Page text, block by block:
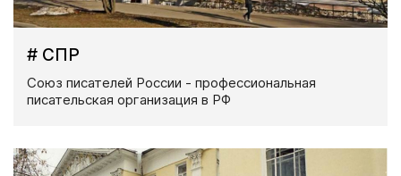
# СПР
Союз писателей России - профессиональная
писательская организация в РФ